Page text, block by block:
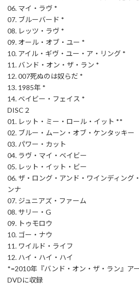
06. マイ・ラヴ *
07. ブルーバード *
08. レッツ・ラヴ *
09. オール・オブ・ユー *
10. アイル・ギヴ・ユー・ア・リング *
11. バンド・オン・ザ・ラン *
12. 007死ぬのは奴らだ *
13. 1985年 *
14. ベイビー・フェイス *
DISC２
01. レット・ミー・ロール・イット **
02. ブルー・ムーン・オブ・ケンタッキー
03. パワー・カット
04. ラヴ・マイ・ベイビー
05. レット・イット・ビー
06. ザ・ロング・アンド・ワインディング
ンナ
07. ジュニアズ・ファーム
08. サリー・G
09. トゥモロウ
10. ゴー・ナウ
11. ワイルド・ライフ
12. ハイ・ハイ・ハイ
*=2010年『バンド・オン・ザ・ラン』ア
DVDに収録